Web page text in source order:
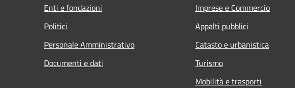
Enti e fondazioni
Politici
Personale Amministrativo
Documenti e dati
Imprese e Commercio
Appalti pubblici
Catasto e urbanistica
Turismo
Mobilità e trasporti